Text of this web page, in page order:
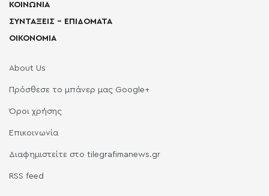
ΚΟΙΝΩΝΙΑ
ΣΥΝΤΑΞΕΙΣ – ΕΠΙΔΟΜΑΤΑ
ΟΙΚΟΝΟΜΙΑ
About Us
Πρόσθεσε το μπάνερ μας Google+
Όροι χρήσης
Επικοινωνία
Διαφημιστείτε στο tilegrafimanews.gr
RSS feed